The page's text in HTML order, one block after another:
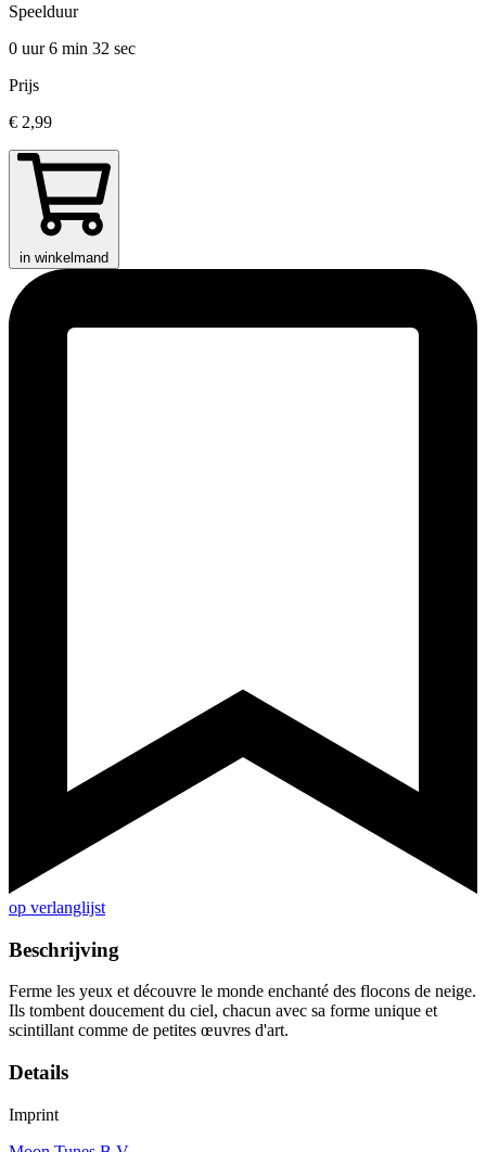
Speelduur
0 uur 6 min 32 sec
Prijs
€ 2,99
in winkelmand
op verlanglijst
Beschrijving
Ferme les yeux et découvre le monde enchanté des flocons de neige.
Ils tombent doucement du ciel, chacun avec sa forme unique et
scintillant comme de petites œuvres d'art.
Details
Imprint